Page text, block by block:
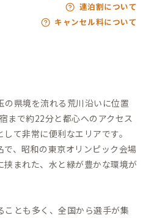
連泊割について
キャンセル料について
県境を流れる荒川沿いに位置
まで約22分と都心へのアクセス
て非常に便利なエリアです。
で、昭和の東京オリンピック会場
挟まれた、水と緑が豊かな環境が
とも多く、全国から選手が集